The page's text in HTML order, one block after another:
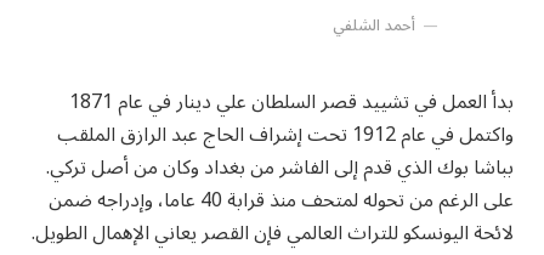
أحمد الشلفي
بدأ العمل في تشييد قصر السلطان علي دينار في عام 1871
واكتمل في عام 1912 تحت إشراف الحاج عبد الرازق الملقب
بباشا بوك الذي قدم إلى الفاشر من بغداد وكان من أصل تركي.
على الرغم من تحوله لمتحف منذ قرابة 40 عاما، وإدراجه ضمن
لائحة اليونسكو للتراث العالمي فإن القصر يعاني الإهمال الطويل.